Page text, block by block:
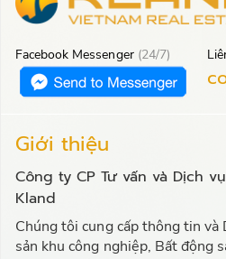
Facebook Messenger (24/7)
Giới thiệu
Công ty CP Tư vấn và Dịch
Kland
Chúng tôi cung cấp thông tin
sản khu công nghiệp, Bất động